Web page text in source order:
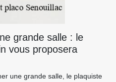
grande salle : le
vous proposera
une grande salle, le plaquiste